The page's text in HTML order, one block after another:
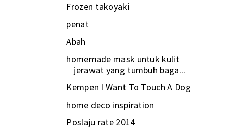
Frozen takoyaki
penat
Abah
homemade mask untuk kulit
jerawat yang tumbuh baga...
Kempen I Want To Touch A Dog
home deco inspiration
Poslaju rate 2014